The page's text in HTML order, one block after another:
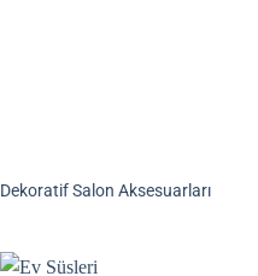
Dekoratif Salon Aksesuarları